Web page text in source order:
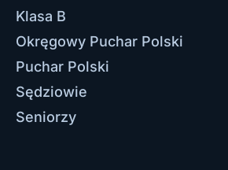
Klasa B
Okręgowy Puchar Polski
Puchar Polski
Sędziowie
Seniorzy